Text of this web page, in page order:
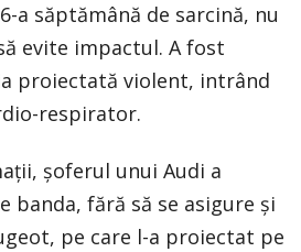
a săptămână de sarcină, nu
evite impactul. A fost
proiectată violent, intrând
respirator.
şoferul unui Audi a
banda, fără să se asigure şi
pe care l-a proiectat pe